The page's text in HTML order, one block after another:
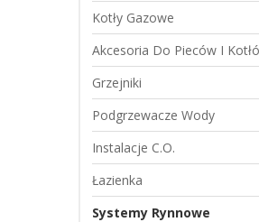
Kotły Gazowe
Akcesoria Do Pieców I
Grzejniki
Podgrzewacze Wody
Instalacje C.O.
Łazienka
Systemy Rynnowe